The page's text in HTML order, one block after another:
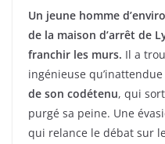
Un jeune homme
de la maison d’arrêt de
franchir les murs. Il a
ingénieuse qu’inattendue
de son codétenu, qui
purgé sa peine. Une
qui relance le débat sur